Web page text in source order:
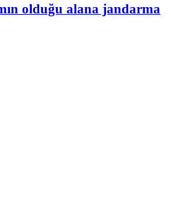
olduğu alana jandarma